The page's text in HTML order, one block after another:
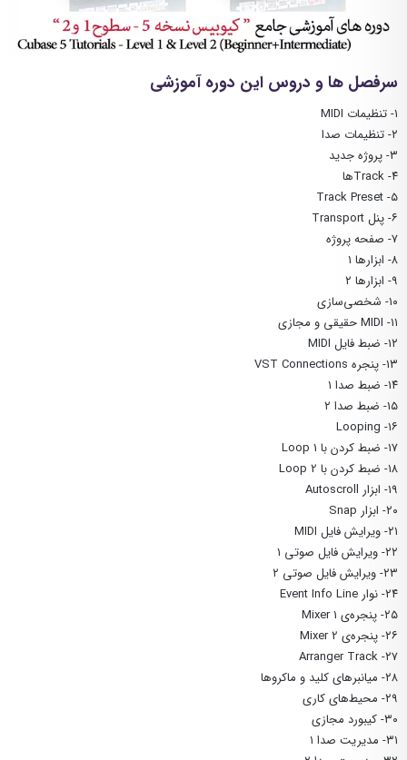
سرفصل ها و دروس این دوره آموزشی
۱- تنظیمات MIDI
۲- تنظیمات صدا
۳- پروژه جدید
۴- Trackها
۵- Track Preset
۶- پنل Transport
۷- صفحه پروژه
۸- ابزارها ۱
۹- ابزارها ۲
۱۰- شخصی‌سازی
۱۱- MIDI حقیقی و مجازی
۱۲- ضبط فایل MIDI
۱۳- پنجره VST Connections
۱۴- ضبط صدا ۱
۱۵- ضبط صدا ۲
۱۶- Looping
۱۷- ضبط کردن با Loop 1
۱۸- ضبط کردن با Loop 2
۱۹- ابزار Autoscroll
۲۰- ابزار Snap
۲۱- ویرایش فایل MIDI
۲۲- ویرایش فایل صوتی ۱
۲۳- ویرایش فایل صوتی ۲
۲۴- نوار Event Info Line
۲۵- پنجره‌ی Mixer 1
۲۶- پنجره‌ی Mixer 2
۲۷- Arranger Track
۲۸- میانبرهای کلید و ماکروها
۲۹- محیط‌های کاری
۳۰- کیبورد مجازی
۳۱- مدیریت صدا ۱